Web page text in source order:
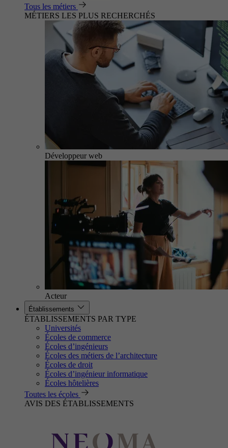
Tous les métiers
MÉTIERS LES PLUS RECHERCHÉS
Développeur web
Acteur
Établissements
ÉTABLISSEMENTS PAR TYPE
Universités
Écoles de commerce
Écoles d’ingénieurs
Écoles des métiers de l’architecture
Écoles de droit
Écoles d’ingénieur informatique
Écoles hôtelières
Toutes les écoles
AVIS DES ÉTABLISSEMENTS